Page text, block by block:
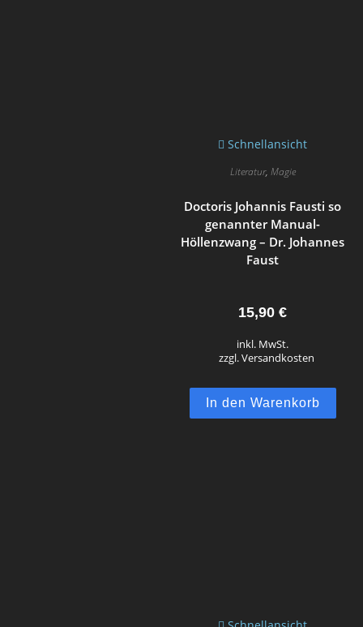
Schnellansicht
Literatur, Magie
Doctoris Johannis Fausti so
genannter Manual-
Höllenzwang – Dr. Johannes
Faust
15,90 €
inkl. MwSt.
zzgl. Versandkosten
In den Warenkorb